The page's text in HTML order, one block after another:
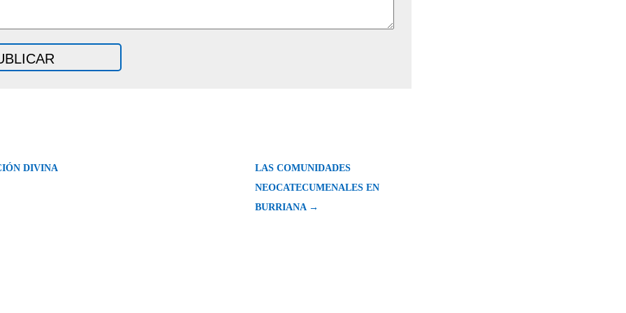
DIVINA
LAS COMUNIDADES
NEOCATECUMENALES EN
BURRIANA →